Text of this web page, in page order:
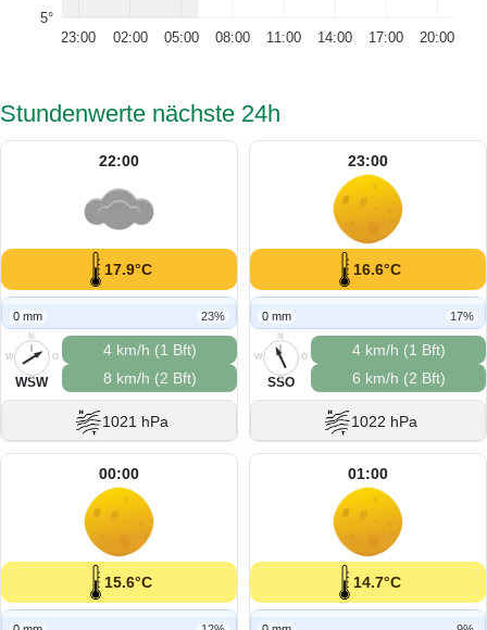
5°
23:00 02:00 05:00 08:00 11:00 14:00 17:00 20:00
Stundenwerte nächste 24h
22:00
17.9°C
0 mm 23%
N
O
S
W
WSW
4 km/h (1 Bft)
8 km/h (2 Bft)
1021 hPa
23:00
16.6°C
0 mm 17%
N
O
S
W
SSO
4 km/h (1 Bft)
6 km/h (2 Bft)
1022 hPa
00:00
15.6°C
01:00
14.7°C